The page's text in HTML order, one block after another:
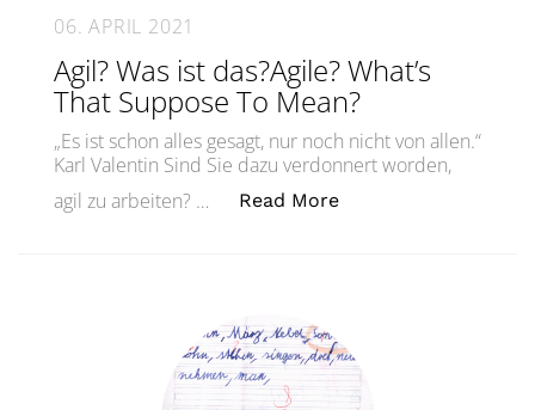
06. APRIL 2021
Agil? Was ist das?Agile? What’s
That Suppose To Mean?
„Es ist schon alles gesagt, nur noch nicht von allen.“
Karl Valentin Sind Sie dazu verdonnert worden,
agil zu arbeiten? …
Read More„Agil? Was ist